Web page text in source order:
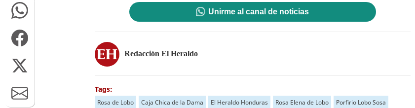
Unirme al canal de noticias
Redacción El Heraldo
Tags:
Rosa de Lobo Caja Chica de la Dama El Heraldo Honduras Rosa Elena de Lobo
Porfirio Lobo Sosa